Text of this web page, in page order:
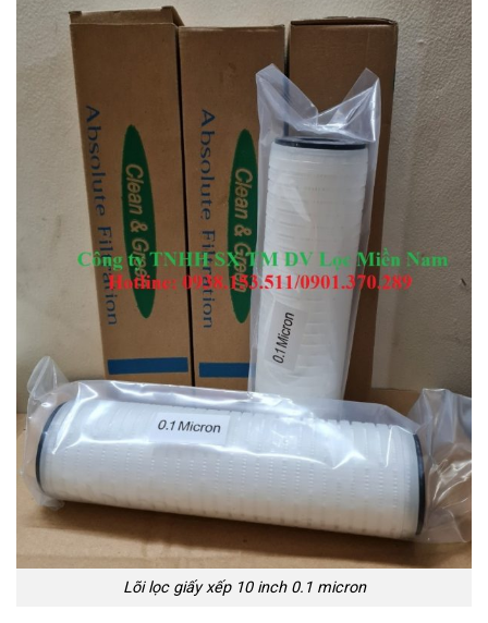
Lõi lọc giấy xếp 10 inch 0.1 micron